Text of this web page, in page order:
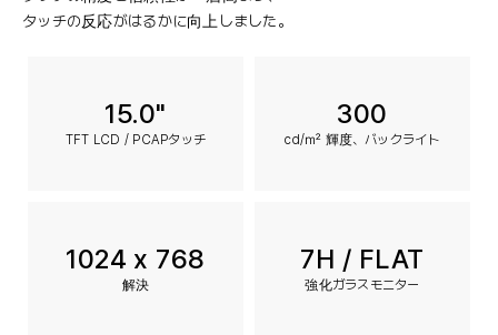
タッチの反応がはるかに向上しました。
15.0"
TFT LCD / PCAPタッチ
300
cd/㎡ 輝度、バックライト
1024 x 768
解決
7H / FLAT
強化ガラスモニター